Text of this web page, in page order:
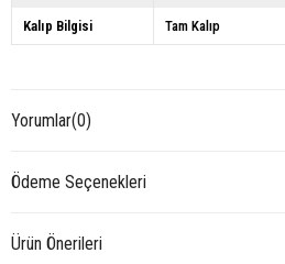
Kalıp Bilgisi Tam Kalıp
Yorumlar(0)
Ödeme Seçenekleri
Ürün Önerileri